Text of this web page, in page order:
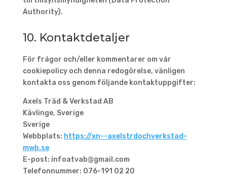
Authority).
10. Kontaktdetaljer
För frågor och/eller kommentarer om vår
cookiepolicy och denna redogörelse, vänligen
kontakta oss genom följande kontaktuppgifter:
Axels Träd & Verkstad AB
Kävlinge, Sverige
Sverige
Webbplats: https://xn--axelstrdochverkstad-
mwb.se
E-post: infoatvab@gmail.com
Telefonnummer: 076-191 02 20